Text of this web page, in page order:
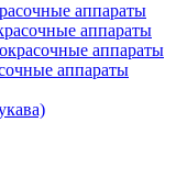
аппараты
аппараты
аппараты
аппараты